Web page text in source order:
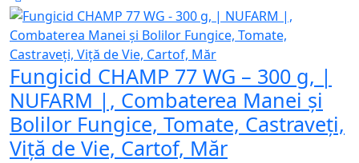
Fungicid CHAMP 77 WG – 300 g, |
NUFARM |, Combaterea Manei și
Bolilor Fungice, Tomate, Castraveți,
Viță de Vie, Cartof, Măr